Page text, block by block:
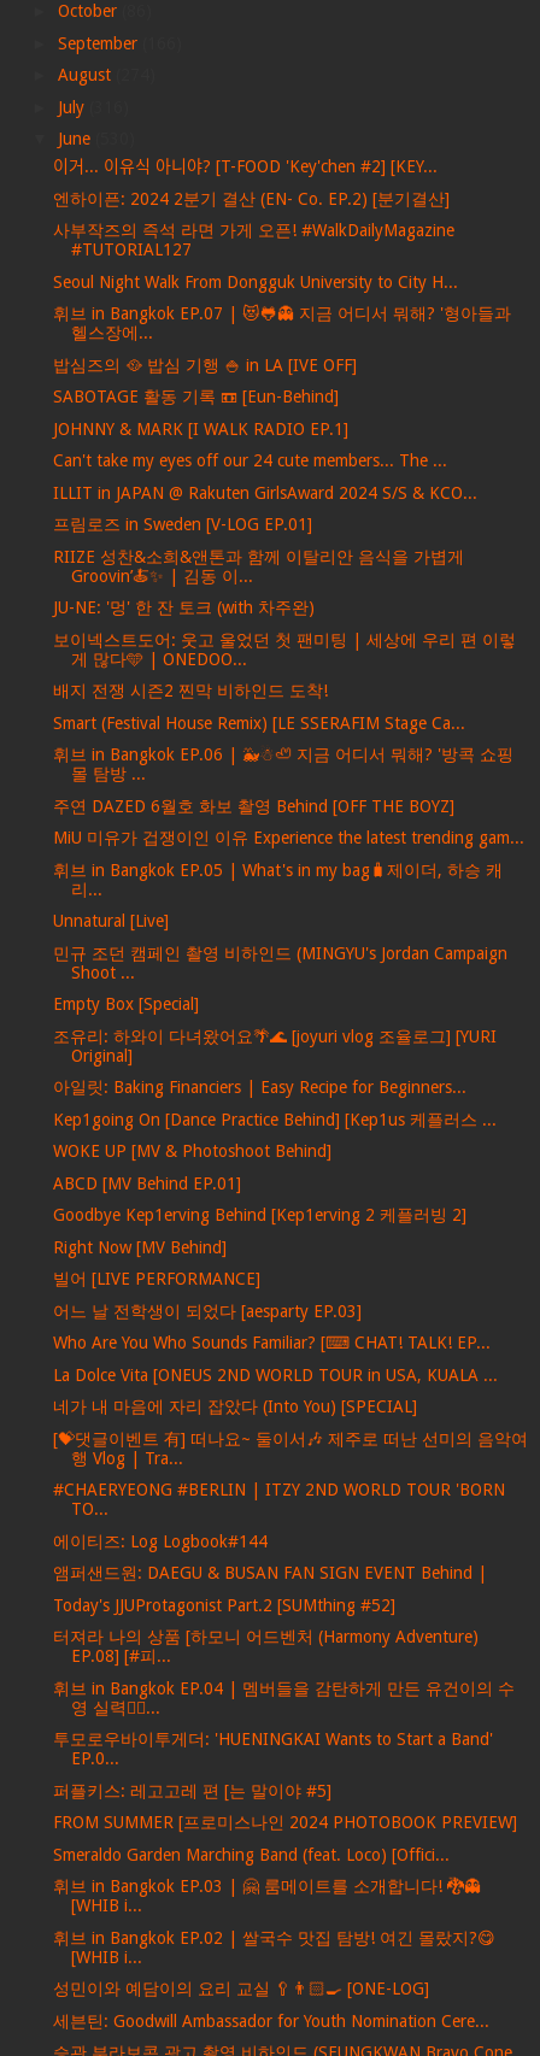
October
September
August
July
June
이거... 이유식 아니야? [T-FOOD 'Key'chen #2] [KEY...
엔하이픈: 2024 2분기 결산 (EN- Co. EP.2) [분기결산]
사부작즈의 즉석 라면 가게 오픈! #WalkDailyMagazine
#TUTORIAL127
Seoul Night Walk From Dongguk University to City H...
휘브 in Bangkok EP.07 | 😻🐸👻 지금 어디서 뭐해? '형아들과
헬스장에...
밥심즈의 🥘 밥심 기행 🍚 in LA [IVE OFF]
SABOTAGE 활동 기록 📼 [Eun-Behind]
JOHNNY & MARK [I WALK RADIO EP.1]
Can't take my eyes off our 24 cute members... The ...
ILLIT in JAPAN @ Rakuten GirlsAward 2024 S/S & KCO...
프림로즈 in Sweden [V-LOG EP.01]
RIIZE 성찬&소희&앤톤과 함께 이탈리안 음식을 가볍게
Groovin’🍝✨ | 김동 이...
JU-NE: '멍' 한 잔 토크 (with 차주완)
보이넥스트도어: 웃고 울었던 첫 팬미팅 | 세상에 우리 편 이렇
게 많다🩵 | ONEDOO...
배지 전쟁 시즌2 찐막 비하인드 도착!
Smart (Festival House Remix) [LE SSERAFIM Stage Ca...
휘브 in Bangkok EP.06 | 🐳☃🦥 지금 어디서 뭐해? '방콕 쇼핑
몰 탐방 ...
주연 DAZED 6월호 화보 촬영 Behind [OFF THE BOYZ]
MiU 미유가 겁쟁이인 이유 Experience the latest trending gam...
휘브 in Bangkok EP.05 | What's in my bag🧳제이더, 하승 캐
리...
Unnatural [Live]
민규 조던 캠페인 촬영 비하인드 (MINGYU's Jordan Campaign
Shoot ...
Empty Box [Special]
조유리: 하와이 다녀왔어요🌴🌊 [joyuri vlog 조율로그] [YURI
Original]
아일릿: Baking Financiers | Easy Recipe for Beginners...
Kep1going On [Dance Practice Behind] [Kep1us 케플러스 ...
WOKE UP [MV & Photoshoot Behind]
ABCD [MV Behind EP.01]
Goodbye Kep1erving Behind [Kep1erving 2 케플러빙 2]
Right Now [MV Behind]
빌어 [LIVE PERFORMANCE]
어느 날 전학생이 되었다 [aesparty EP.03]
Who Are You Who Sounds Familiar? [⌨ CHAT! TALK! EP...
La Dolce Vita [ONEUS 2ND WORLD TOUR in USA, KUALA ...
네가 내 마음에 자리 잡았다 (Into You) [SPECIAL]
[💝댓글이벤트 有] 떠나요~ 둘이서🎶 제주로 떠난 선미의 음악여
행 Vlog | Tra...
#CHAERYEONG #BERLIN | ITZY 2ND WORLD TOUR 'BORN
TO...
에이티즈: Log Logbook#144
앰퍼샌드원: DAEGU & BUSAN FAN SIGN EVENT Behind |
Today's JJUProtagonist Part.2 [SUMthing #52]
터져라 나의 상품 [하모니 어드벤처 (Harmony Adventure)
EP.08] [#피...
휘브 in Bangkok EP.04 | 멤버들을 감탄하게 만든 유건이의 수
영 실력🏊‍♂...
투모로우바이투게더: 'HUENINGKAI Wants to Start a Band'
EP.0...
퍼플키스: 레고고레 편 [는 말이야 #5]
FROM SUMMER [프로미스나인 2024 PHOTOBOOK PREVIEW]
Smeraldo Garden Marching Band (feat. Loco) [Offici...
휘브 in Bangkok EP.03 | 🤗 룸메이트를 소개합니다! 🐉👻
[WHIB i...
휘브 in Bangkok EP.02 | 쌀국수 맛집 탐방! 여긴 몰랐지?😋
[WHIB i...
성민이와 예담이의 요리 교실 🥄👨🏻‍🍳 [ONE-LOG]
세븐틴: Goodwill Ambassador for Youth Nomination Cere...